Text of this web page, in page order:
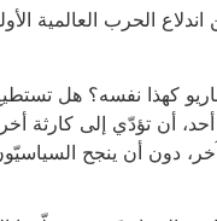
الحرب العالمية
كهذا نفسه؟ هل
أحد، أن تؤدّي إلى كارثة
دون أن ينجح